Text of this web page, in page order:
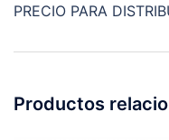
PRECIO PARA
Productos